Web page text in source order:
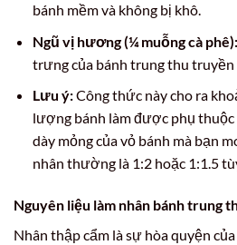
bánh mềm và không bị khô.
Ngũ vị hương (¼ muỗng cà phê):
trưng của bánh trung thu truyền
Lưu ý:Công thức này cho ra
lượng bánh làm được phụ thuộc
dày mỏng của vỏ bánh mà bạn
nhân thường là 1:2 hoặc 1:1.5
Nguyên liệu làm nhân bánh trung
Nhân thập cẩm là sự hòa quyện